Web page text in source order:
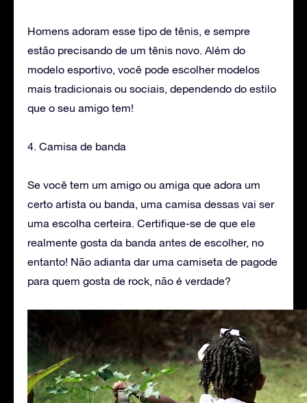
Homens adoram esse tipo de tênis, e sempre
estão precisando de um tênis novo. Além do
modelo esportivo, você pode escolher modelos
mais tradicionais ou sociais, dependendo do estilo
que o seu amigo tem!
4. Camisa de banda
Se você tem um amigo ou amiga que adora um
certo artista ou banda, uma camisa dessas vai ser
uma escolha certeira. Certifique-se de que ele
realmente gosta da banda antes de escolher, no
entanto! Não adianta dar uma camiseta de pagode
para quem gosta de rock, não é verdade?